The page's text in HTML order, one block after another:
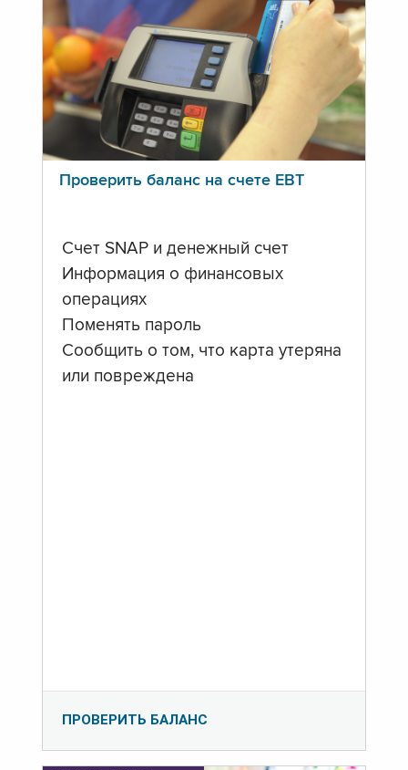
Проверить баланс на счете ЕВТ
Счет SNAP и денежный счет
Информация о финансовых
операциях
Поменять пароль
Сообщить о том, что карта утеряна
или повреждена
ПРОВЕРИТЬ БАЛАНС